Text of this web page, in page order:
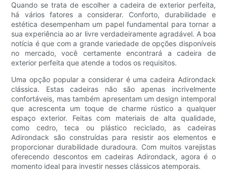
Quando se trata de escolher a cadeira de exterior perfeita,
há vários fatores a considerar. Conforto, durabilidade e
estética desempenham um papel fundamental para tornar a
sua experiência ao ar livre verdadeiramente agradável. A boa
notícia é que com a grande variedade de opções disponíveis
no mercado, você certamente encontrará a cadeira de
exterior perfeita que atende a todos os requisitos.
Uma opção popular a considerar é uma cadeira Adirondack
clássica. Estas cadeiras não são apenas incrivelmente
confortáveis, mas também apresentam um design intemporal
que acrescenta um toque de charme rústico a qualquer
espaço exterior. Feitas com materiais de alta qualidade,
como cedro, teca ou plástico reciclado, as cadeiras
Adirondack são construídas para resistir aos elementos e
proporcionar durabilidade duradoura. Com muitos varejistas
oferecendo descontos em cadeiras Adirondack, agora é o
momento ideal para investir nesses clássicos atemporais.